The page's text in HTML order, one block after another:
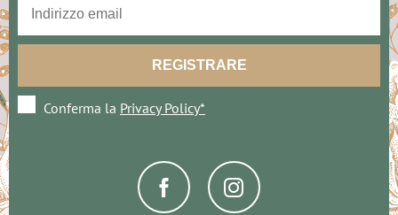
Conferma la Privacy Policy*